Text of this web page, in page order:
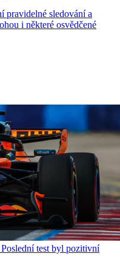
pravidelné sledování a
i některé osvědčené
test byl pozitivní